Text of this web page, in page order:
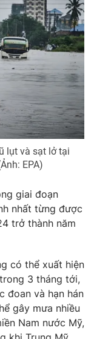
Quốc Thắng,
932
lụt và sạt lở tại
EPA)
giai đoạn
nhất từng được
trở thành năm
có thể xuất hiện
3 tháng tới,
đoan và hạn hán
gây mưa nhiều
Nam nước Mỹ,